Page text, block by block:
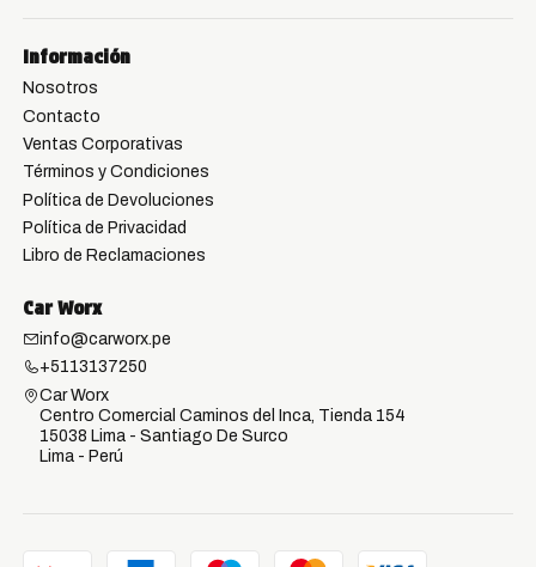
Información
Nosotros
Contacto
Ventas Corporativas
Términos y Condiciones
Política de Devoluciones
Política de Privacidad
Libro de Reclamaciones
Car Worx
info@carworx.pe
+5113137250
Car Worx
Centro Comercial Caminos del Inca, Tienda 154
15038 Lima - Santiago De Surco
Lima - Perú